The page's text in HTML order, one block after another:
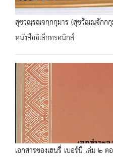
สุชวณฺรณจกฺกกุมาร (สุชวัณณจักก
หนังสืออิเล็กทรอนิกส์
เอกสารของเฮนรี่ เบอร์นี่ เล่ม ๒